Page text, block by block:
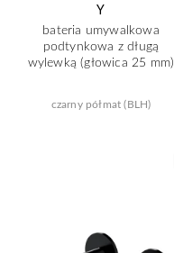
Y
bateria umywalkowa
podtynkowa z długą
wylewką (głowica 25 mm)
czarny półmat (BLH)